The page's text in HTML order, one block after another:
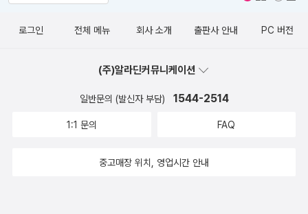
로그인 전체 메뉴 회사 소개 출판사 안내 PC 버전
(주)알라딘커뮤니케이션
일반문의 (발신자 부담) 1544-2514
1:1 문의 FAQ
중고매장 위치, 영업시간 안내